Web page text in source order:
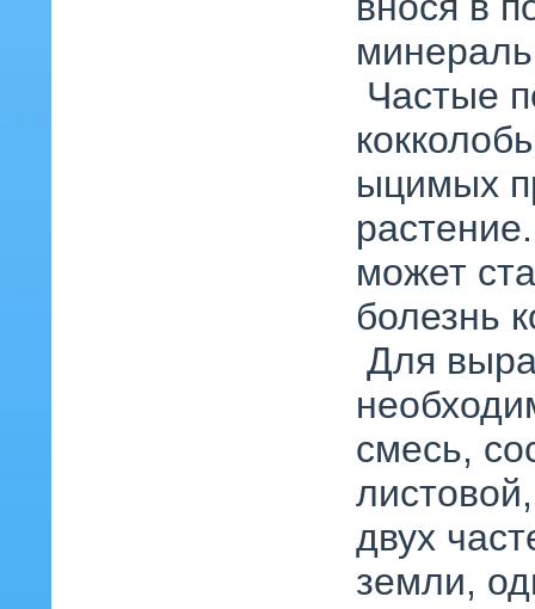
Частые
ыцимых
может
болезнь
Для
смесь,
листовой,
двух
земли,